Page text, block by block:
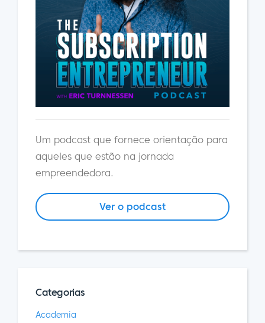
Um podcast que fornece orientação para
aqueles que estão na jornada
empreendedora.
Ver o podcast
Categorias
Academia